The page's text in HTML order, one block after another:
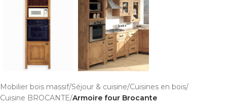
Mobilier bois massif Séjour & cuisine Cuisines en bois
Cuisine BROCANTE Armoire four Brocante